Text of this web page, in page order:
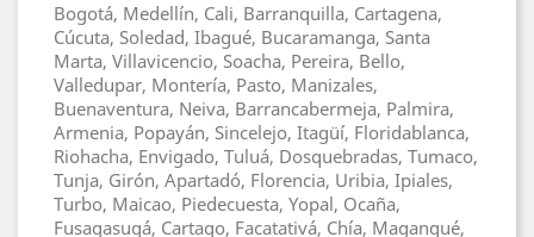
Bogotá, Medellín, Cali, Barranquilla, Cartagena,
Cúcuta, Soledad, Ibagué, Bucaramanga, Santa
Marta, Villavicencio, Soacha, Pereira, Bello,
Valledupar, Montería, Pasto, Manizales,
Buenaventura, Neiva, Barrancabermeja, Palmira,
Armenia, Popayán, Sincelejo, Itagüí, Floridablanca,
Riohacha, Envigado, Tuluá, Dosquebradas, Tumaco,
Tunja, Girón, Apartadó, Florencia, Uribia, Ipiales,
Turbo, Maicao, Piedecuesta, Yopal, Ocaña,
Fusagasugá, Cartago, Facatativá, Chía, Magangué,